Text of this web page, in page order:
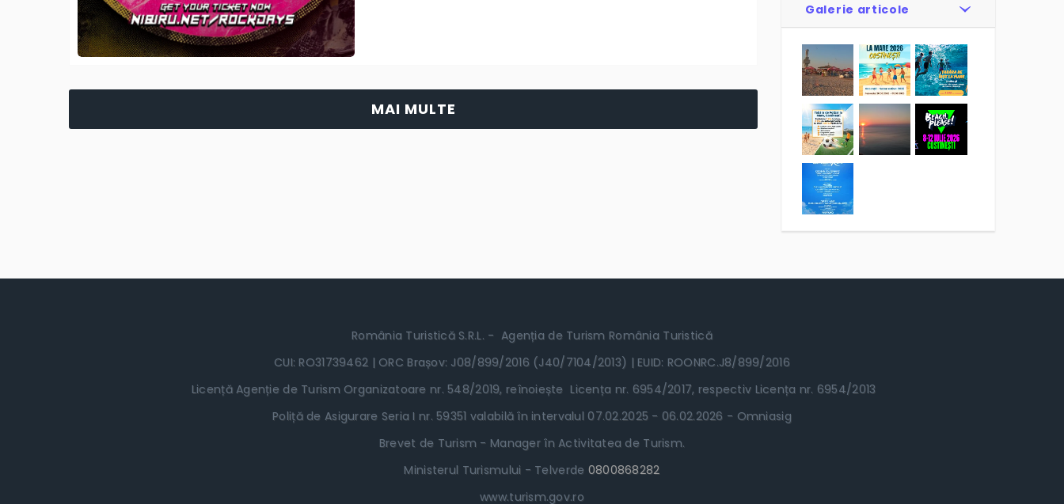
MAI MULTE
Galerie articole
România Turistică S.R.L. - Agenția de Turism România Turistică
CUI: RO31739462 | ORC Brașov: J08/899/2016 (J40/7104/2013) | EUID: ROONRC.J8/899/2016
Licență Agenție de Turism Organizatoare nr. 548/2019, reînoiește Licența nr. 6954/2017, respectiv Licența nr. 6954/2013
Poliță de Asigurare Seria I nr. 59351 valabilă în intervalul 07.02.2025 - 06.02.2026 - Omniasig
Brevet de Turism - Manager în Activitatea de Turism.
Ministerul Turismului - Telverde 0800868282
www.turism.gov.ro